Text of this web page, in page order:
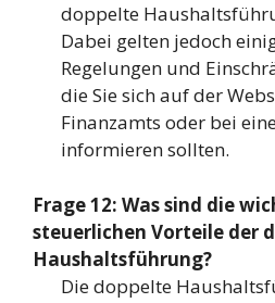
doppelte
Dabei gelten jedoch
Regelungen und
die Sie sich auf der
Finanzamts oder bei
informieren sollten.
Frage 12: Was sind die
steuerlichen Vorteile der
Haushaltsführung?
Die doppelte